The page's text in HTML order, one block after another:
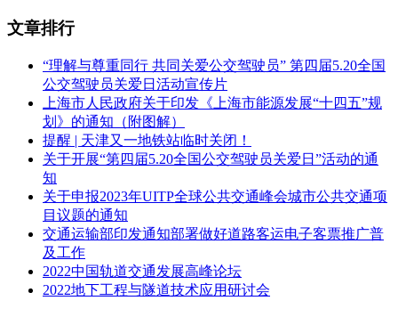
文章排行
“理解与尊重同行 共同关爱公交驾驶员” 第四届5.20全国
公交驾驶员关爱日活动宣传片
上海市人民政府关于印发《上海市能源发展“十四五”规
划》的通知（附图解）
提醒 | 天津又一地铁站临时关闭！
关于开展“第四届5.20全国公交驾驶员关爱日”活动的通
知
关于申报2023年UITP全球公共交通峰会城市公共交通项
目议题的通知
交通运输部印发通知部署做好道路客运电子客票推广普
及工作
2022中国轨道交通发展高峰论坛
2022地下工程与隧道技术应用研讨会